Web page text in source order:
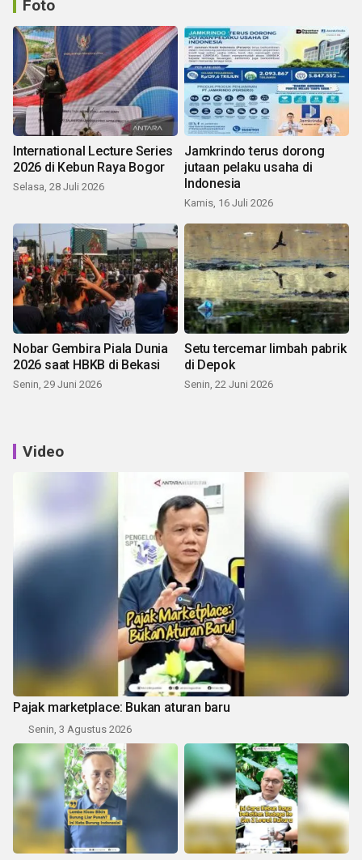
Foto
International Lecture Series
2026 di Kebun Raya Bogor
Selasa, 28 Juli 2026
Jamkrindo terus dorong
jutaan pelaku usaha di
Indonesia
Kamis, 16 Juli 2026
Nobar Gembira Piala Dunia
2026 saat HBKB di Bekasi
Senin, 29 Juni 2026
Setu tercemar limbah pabrik
di Depok
Senin, 22 Juni 2026
Video
Pajak marketplace: Bukan aturan baru
Senin, 3 Agustus 2026